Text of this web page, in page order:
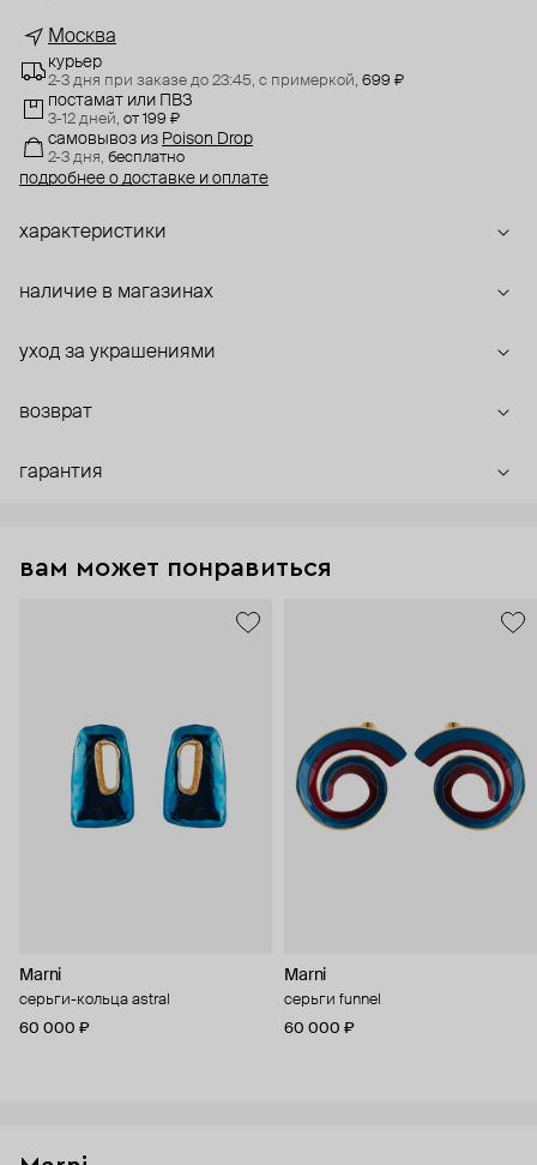
Москва
курьер
2-3 дня при заказе до 23:45, с примеркой, 699 ₽
постамат или ПВЗ
3-12 дней, от 199 ₽
самовывоз из Poison Drop
2-3 дня, бесплатно
подробнее о доставке и оплате
характеристики
наличие в магазинах
уход за украшениями
возврат
гарантия
вам может понравиться
Marni
серьги-кольца astral
60 000 ₽
Marni
серьги funnel
60 000 ₽